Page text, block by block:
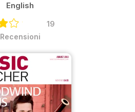
English
19
Recensioni